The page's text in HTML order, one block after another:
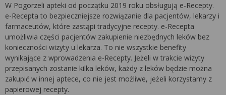
W Pogorzeli apteki od początku 2019 roku obsługują e-Recepty.
e-Recepta to bezpieczniejsze rozwiązanie dla pacjentów, lekarzy i
farmaceutów, które zastąpi tradycyjne recepty. e-Recepta
umożliwia części pacjentów zakupienie niezbędnych leków bez
konieczności wizyty u lekarza. To nie wszystkie benefity
wynikające z wprowadzenia e-Recepty. Jeżeli w trakcie wizyty
przepisanych zostanie kilka leków, każdy z leków będzie można
zakupić w innej aptece, co nie jest możliwe, jeżeli korzystamy z
papierowej recepty.